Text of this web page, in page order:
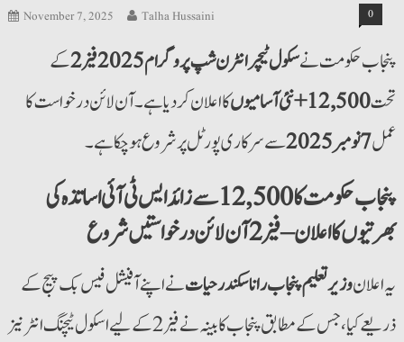
November 7, 2025 Talha Hussaini 0
پنجاب حکومت نےسکول ٹیچر انٹرن شپ پروگرام 2025 فیز 2
کے
تحت12,500+ نئی آسامیوں
کا اعلان کر دیا ہے۔ آن لائن درخواست کا
عمل7 نومبر 2025 سے سرکاری پورٹل پر شروع ہو چکا ہے۔
پنجاب حکومت کا 12,500 سے زائد ایس ٹی آئی اساتذہ کی
بھرتیوں کا اعلان – فیز 2 آن لائن درخواستیں شروع
یہ اعلانوزیر تعلیم پنجاب رانا سکندر حیاتنے اپنے آفیشل فیس بک پیج کے
ذریعے کیا، جس کے مطابق پنجاب کابینہ نے فیز 2 کے لیے اسکول ٹیچنگ انٹرنیز